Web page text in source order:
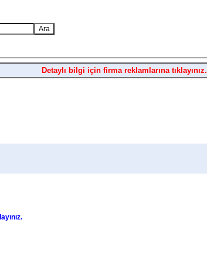
Detaylı bilgi için firma reklamlarına tıklayınız.